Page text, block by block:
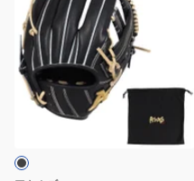
ロ
ー
ブ
一
ズ)
硬
式
用
ブ
内
ブ